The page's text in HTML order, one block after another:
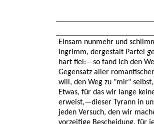
Einsam nunmehr und
Ingrimm, dergestalt Partei
hart fiel:—so fand ich den
Gegensatz aller
will, den Weg zu "mir"
Etwas, für das wir lange
erweist,—dieser Tyrann in
jeden Versuch, den wir